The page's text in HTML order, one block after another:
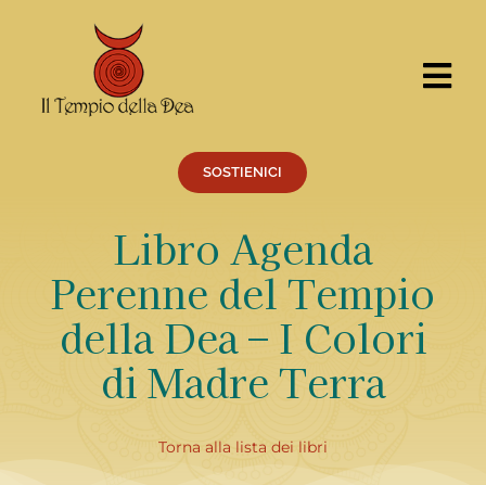
contenuto
Eventi
Servizi
Centro Ricerche
SOSTIENICI
Libro Agenda
Perenne del Tempio
della Dea – I Colori
di Madre Terra
Torna alla lista dei libri